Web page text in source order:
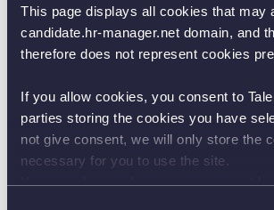
This page displays all cookies that may
candidate.hr-manager.net domain, and
therefore does not represent cookies
If you allow cookies, you consent to
parties storing the cookies you have
not give consent, we will only store the
necessary for you to use the site.
You can always change your consent
collaborateurs, participer à leur évaluation. Veiller
Profil et compétences
Première expérience en encadrement d'équipe
Reconnaissance CCN Chef de Ligne, Titre OTIA
Capacité d'analyse